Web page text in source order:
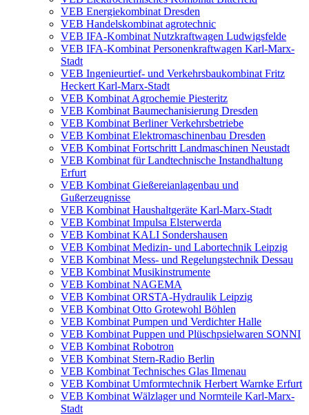
VEB Energiekombinat Dresden
VEB Handelskombinat agrotechnic
VEB IFA-Kombinat Nutzkraftwagen Ludwigsfelde
VEB IFA-Kombinat Personenkraftwagen Karl-Marx-
Stadt
VEB Ingenieurtief- und Verkehrsbaukombinat Fritz
Heckert Karl-Marx-Stadt
VEB Kombinat Agrochemie Piesteritz
VEB Kombinat Baumechanisierung Dresden
VEB Kombinat Berliner Verkehrsbetriebe
VEB Kombinat Elektromaschinenbau Dresden
VEB Kombinat Fortschritt Landmaschinen Neustadt
VEB Kombinat für Landtechnische Instandhaltung
Erfurt
VEB Kombinat Gießereianlagenbau und
Gußerzeugnisse
VEB Kombinat Haushaltgeräte Karl-Marx-Stadt
VEB Kombinat Impulsa Elsterwerda
VEB Kombinat KALI Sondershausen
VEB Kombinat Medizin- und Labortechnik Leipzig
VEB Kombinat Mess- und Regelungstechnik Dessau
VEB Kombinat Musikinstrumente
VEB Kombinat NAGEMA
VEB Kombinat ORSTA-Hydraulik Leipzig
VEB Kombinat Otto Grotewohl Böhlen
VEB Kombinat Pumpen und Verdichter Halle
VEB Kombinat Puppen und Plüschpsielwaren SONNI
VEB Kombinat Robotron
VEB Kombinat Stern-Radio Berlin
VEB Kombinat Technisches Glas Ilmenau
VEB Kombinat Umformtechnik Herbert Warnke Erfurt
VEB Kombinat Wälzlager und Normteile Karl-Marx-
Stadt